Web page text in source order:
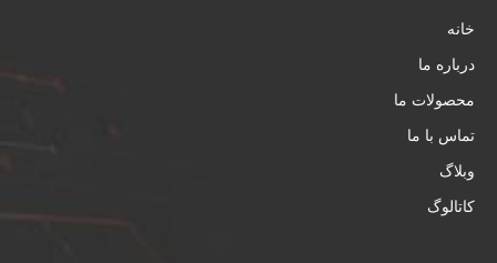
خانه
درباره ما
محصولات ما
تماس با ما
وبلاگ
کاتالوگ